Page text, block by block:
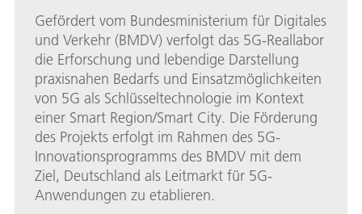
Gefördert vom Bundesministerium für Digitales
und Verkehr (BMDV) verfolgt das 5G-Reallabor
die Erforschung und lebendige Darstellung
praxisnahen Bedarfs und Einsatzmöglichkeiten
von 5G als Schlüsseltechnologie im Kontext
einer Smart Region/Smart City. Die Förderung
des Projekts erfolgt im Rahmen des 5G-
Innovationsprogramms des BMDV mit dem
Ziel, Deutschland als Leitmarkt für 5G-
Anwendungen zu etablieren.